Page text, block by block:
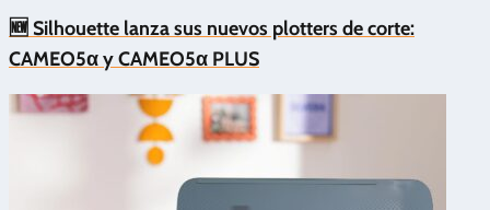
🆕 Silhouette lanza sus nuevos plotters de corte:
CAMEO5α y CAMEO5α PLUS